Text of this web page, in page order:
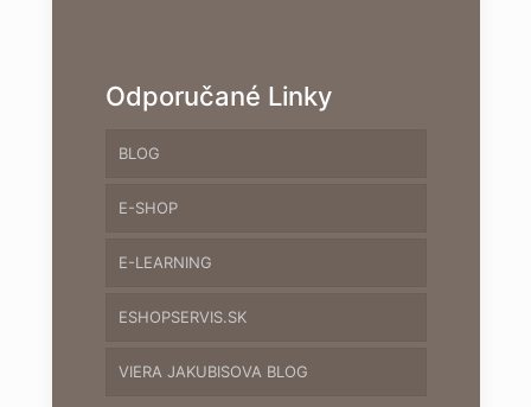
Odporučané Linky
BLOG
E-SHOP
E-LEARNING
ESHOPSERVIS.SK
VIERA JAKUBISOVA BLOG